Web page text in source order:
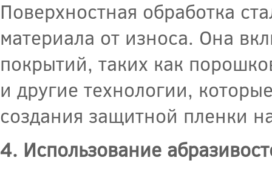
Поверхностная обработка
материала от износа. Она
покрытий, таких как
и другие технологии,
создания защитной пленки
4. Использование